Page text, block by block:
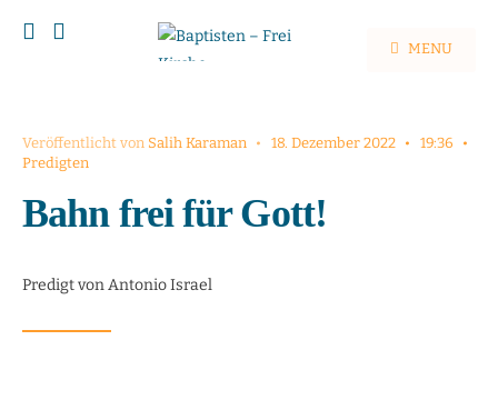
MENU
Veröffentlicht von Salih Karaman • 18. Dezember 2022 • 19:36
•
Predigten
Bahn frei für Gott!
Predigt von Antonio Israel